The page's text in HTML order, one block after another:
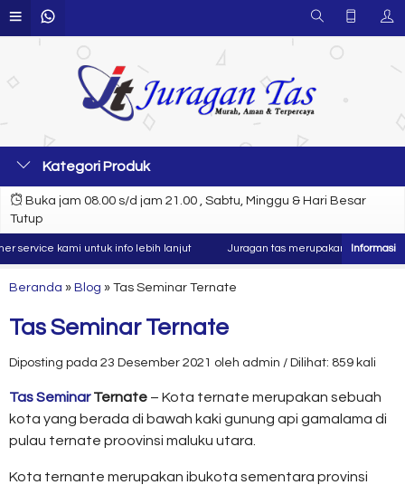
Kategori Produk
Buka jam 08.00 s/d jam 21.00 , Sabtu, Minggu & Hari Besar
Tutup
kami untuk info lebih lanjut Juragan tas merupakan produsen dan
Beranda » Blog » Tas Seminar Ternate
Tas Seminar Ternate
Diposting pada 23 Desember 2021 oleh admin / Dilihat: 859 kali
Tas SeminarTernate – Kota ternate merupakan sebuah
kota yang berada di bawah kaki gunung api gamalama di
pulau ternate proovinsi maluku utara.
Kota ternante merupakan ibukota sementara provinsi